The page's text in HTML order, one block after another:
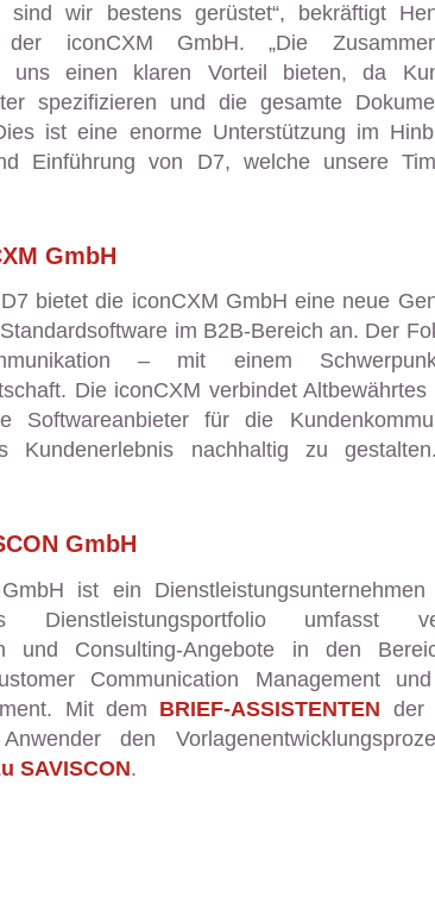
sind wir bestens gerüstet“, bekräftigt
der iconCXM GmbH. „Die
uns einen klaren Vorteil bieten, da
spezifizieren und die gesamte
ist eine enorme Unterstützung im
Einführung von D7, welche unsere
GmbH
bietet die iconCXM GmbH eine neue
im B2B-Bereich an. Der
– mit einem
Die iconCXM verbindet Altbewährtes
Softwareanbieter für die
Kundenerlebnis nachhaltig zu
GmbH
ist ein
Dienstleistungsportfolio umfasst
und Consulting-Angebote in den
Communication Management
Mit dem BRIEF-ASSISTENTEN der
den
SAVISCON.